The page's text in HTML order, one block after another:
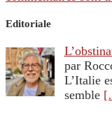
Editoriale
par
L’Italie
semble